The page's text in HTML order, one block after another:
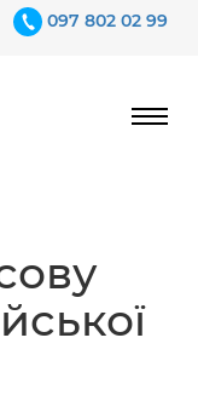
097 802 02 99